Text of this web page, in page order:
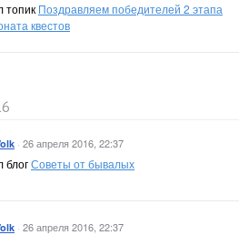
топик Поздравляем победителей 2 этапа
квестов
· 26 апреля 2016, 22:37
блогСоветы от бывалых
· 26 апреля 2016, 22:37